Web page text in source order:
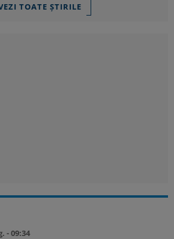
TOATE ȘTIRILE
- 09:34